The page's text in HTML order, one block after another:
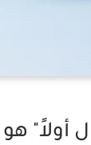
أولاً"